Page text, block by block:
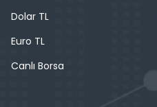
Dolar TL
Euro TL
Canlı Borsa